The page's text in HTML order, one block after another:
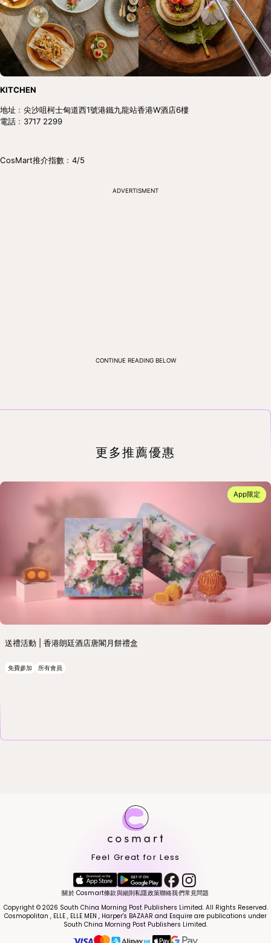
KITCHEN
地址﹕尖沙咀柯士甸道西1號港鐵九龍站香港W酒店6樓
電話﹕3717 2299
CosMart推介指數﹕4/5
ADVERTISMENT
CONTINUE READING BELOW
更多推薦優惠
App限定
送禮活動 | 香港朗廷酒店唐閣月餅禮盒
免費參加 所有會員
Feel Great for Less
關於 Cosmart條款與細則私隱政策聯絡我們常見問題
Copyright © 2026 South China Morning Post Publishers Limited. All Rights Reserved.
Cosmopolitan , ELLE , ELLE MEN , Harper's BAZAAR and Esquire are publications under
South China Morning Post Publishers Limited.